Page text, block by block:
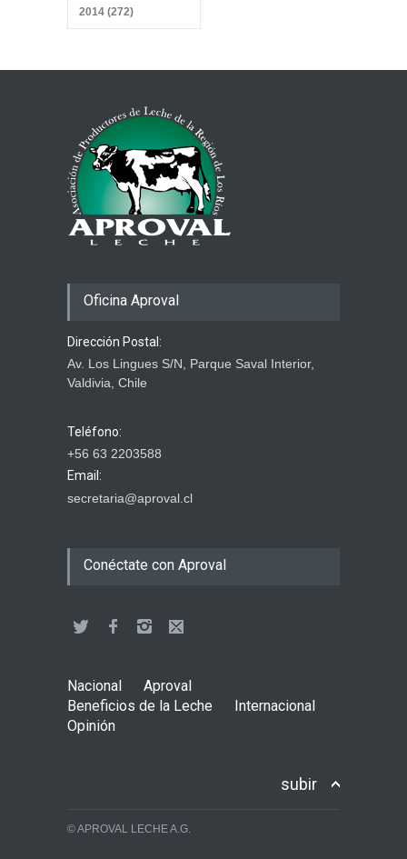
Combustibles y producción
de alimentos
29 marzo 2026
2014 (272)
Oficina Aproval
Dirección Postal:
Av. Los Lingues S/N, Parque Saval Interior,
Valdivia, Chile
Teléfono:
+56 63 2203588
Email:
secretaria@aproval.cl
Conéctate con Aproval
Nacional
Aproval
Beneficios de la Leche
Internacional
Opinión
subir
© APROVAL LECHE A.G.